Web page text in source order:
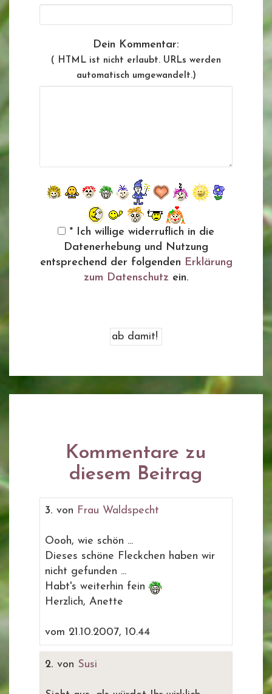
Dein Kommentar:
( HTML ist nicht erlaubt. URLs werden
automatisch umgewandelt.)
* Ich willige widerruflich in die
Datenerhebung und Nutzung
entsprechend der folgenden Erklärung
zum Datenschutz ein.
Kommentare zu
diesem Beitrag
3. von Frau Waldspecht
Oooh, wie schön ...
Dieses schöne Fleckchen haben wir
nicht gefunden ...
Habt's weiterhin fein
Herzlich, Anette
vom 21.10.2007, 10.44
2. von Susi